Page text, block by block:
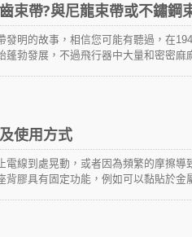
Kurt Robel在法國提交了尼龍紮帶的專
個概念(US3022557A)。1955年越南戰
instant airbases)，飛機的預先
、衛星和航天器的製造，甚至是電腦，
應溫度的變化、化學的特性等，而發生
尼龍6,6耐候型材質的束帶，或者選擇
陽能案場的應用。另外，帶有金屬成
顏料可通過標准設備檢測，有助於降低
束帶?與尼龍束帶或不鏽鋼
發明的故事，相信您可能有聽過，在
蓬勃發展，不過飛行器中大量和密密麻
使用方式
電線到處晃動，或者因為頻繁的摩擦
背膠具有固定功能，例如可以黏貼於